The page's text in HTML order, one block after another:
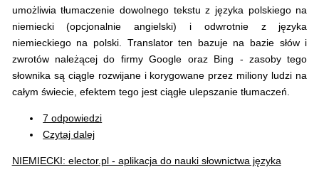
umożliwia tłumaczenie dowolnego tekstu z języka polskiego na
niemiecki (opcjonalnie angielski) i odwrotnie z języka
niemieckiego na polski. Translator ten bazuje na bazie słów i
zwrotów należącej do firmy Google oraz Bing - zasoby tego
słownika są ciągle rozwijane i korygowane przez miliony ludzi na
całym świecie, efektem tego jest ciągłe ulepszanie tłumaczeń.
7 odpowiedzi
Czytaj dalej
NIEMIECKI: elector.pl - aplikacja do nauki słownictwa języka